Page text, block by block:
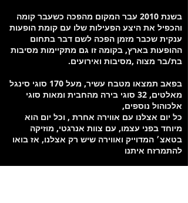
בשנת 2010 עבר המקום מהפכה כשעבר קומה
והכפיל את היצע הפעילות שלו עם קומת הופעות
ענקית שכבר מזמן הפכה לשם דבר בתחום
ההופעות בארץ, בקומה זו גם מתקיימות מסיבות
בת/בר מצוה ,מסיבות ואירועים.
בפאב תמצאו מטבח עשיר, מעל 170 סוגי סינגל
מאלטים, 32 סוגי בירה מהחבית ומאות סוגי
אלכוהול נוספים,
כל יום אצלנו עם אווירה אחרת , וכל יום הוא
מיוחד בפני עצמו, עם צוות אנרגטי, מוזיקה
בטאצ׳ המדוייק ואווירה שיש רק אצלנו, אז בואו
להתמרזח איתנו